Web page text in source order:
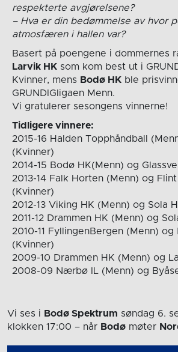
respekterte avgjørelsene?
– Hva er din bedømmelse av hvor
atmosfæren i hallen var?
Basert på poengene i dommernes
Larvik HKsom kom best ut i
Kvinner, mens Bodø HKble
GRUNDIGligaen Menn.
Vi gratulerer sesongens vinnerne!
Tidligere vinnere:
2015-16 Halden Topphåndball
(Kvinner)
2014-15 Bodø HK(Menn) og
2013-14 Falk Horten (Menn) og
(Kvinner)
2012-13 Viking HK (Menn) og Sola
2011-12 Drammen HK (Menn) og
2010-11 FyllingenBergen (Menn) og
(Kvinner)
2009-10 Drammen HK (Menn) og
2008-09 Nærbø IL (Menn) og
Vi ses i Bodø Spektrum søndag 6.
klokken 17:00 – når Bodø møter